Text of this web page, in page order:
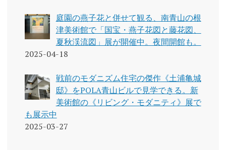
庭園の燕子花と併せて観る、南青山の根
津美術館で「国宝・燕子花図と藤花図、
夏秋渓流図」展が開催中。夜間開館も。
2025-04-18
戦前のモダニズム住宅の傑作《土浦亀城
邸》をPOLA青山ビルで見学できる。新
美術館の《リビング・モダニティ》展で
も展示中
2025-03-27